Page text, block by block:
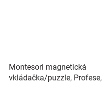
Montesori magnetická
vkládačka/puzzle, Profese,